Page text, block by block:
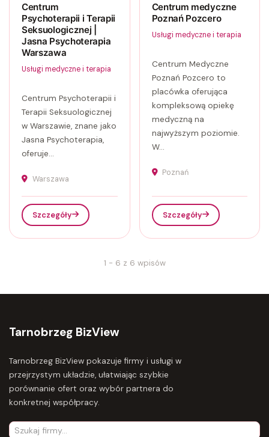
Centrum
Psychoterapii i Terapii
Seksuologicznej |
Jasna Psychoterapia
Warszawa
Usługi medyczne i terapia
Centrum Psychoterapii i
Terapii Seksuologicznej
w Warszawie, znane jako
Jasna Psychoterapia,
oferuje...
Warszawa
Szczegóły
Centrum medyczne
Poznań Pozcero
Usługi medyczne i terapia
Centrum Medyczne
Poznań Pozcero to
placówka oferująca
kompleksową opiekę
medyczną na
najwyższym poziomie.
W...
Poznań
Szczegóły
1 - 6 z 6 wpisów
Tarnobrzeg BizView
Tarnobrzeg BizView pokazuje firmy i usługi w
przejrzystym układzie, ułatwiając szybkie
porównanie ofert oraz wybór partnera do
konkretnej współpracy.